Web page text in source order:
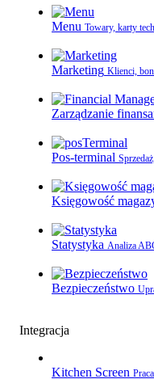
Menu Towary, karty
Marketing Klienci,
Zarządzanie
Pos-terminal
Księgowość
Statystyka Analiza
Bezpieczeństwo
Integracja
Kitchen Screen